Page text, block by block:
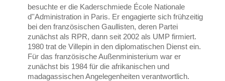
besuchte er die Kaderschmiede École Nationale
d''Administration in Paris. Er engagierte sich frühzeitig
bei den französischen Gaullisten, deren Partei
zunächst als RPR, dann seit 2002 als UMP firmiert.
1980 trat de Villepin in den diplomatischen Dienst ein.
Für das französische Außenministerium war er
zunächst bis 1984 für die afrikanischen und
madagassischen Angelegenheiten verantwortlich.